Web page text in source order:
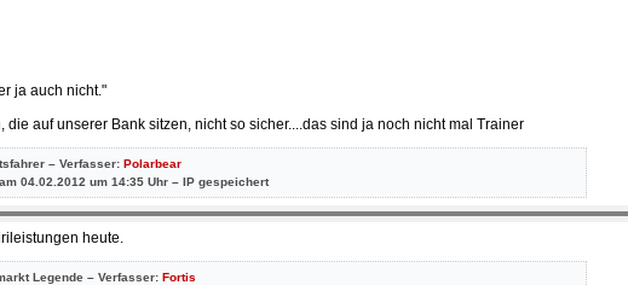
ja auch nicht."
die auf unserer Bank sitzen, nicht so sicher....das sind ja noch nicht mal Trainer
– Verfasser: Polarbear
04.02.2012 um 14:35 Uhr – IP gespeichert
heute.
Legende – Verfasser: Fortis